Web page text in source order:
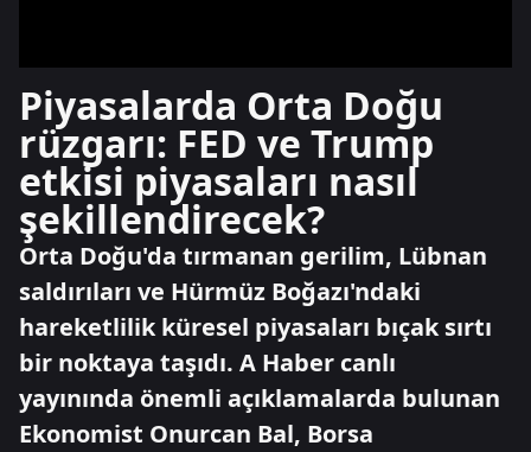
Piyasalarda Orta Doğu
rüzgarı: FED ve Trump
etkisi piyasaları nasıl
şekillendirecek?
Orta Doğu'da tırmanan gerilim, Lübnan
saldırıları ve Hürmüz Boğazı'ndaki
hareketlilik küresel piyasaları bıçak sırtı
bir noktaya taşıdı. A Haber canlı
yayınında önemli açıklamalarda bulunan
Ekonomist Onurcan Bal, Borsa